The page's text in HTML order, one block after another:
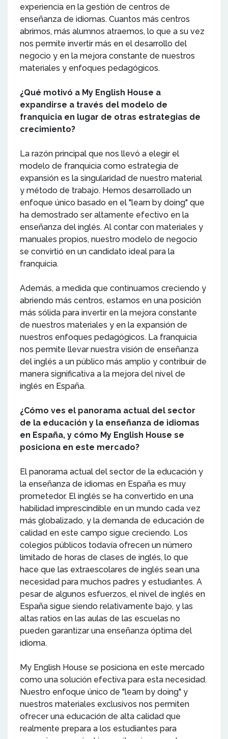
experiencia en la gestión de centros de
enseñanza de idiomas. Cuantos más centros
abrimos, más alumnos atraemos, lo que a su vez
nos permite invertir más en el desarrollo del
negocio y en la mejora constante de nuestros
materiales y enfoques pedagógicos.
¿Qué motivó a My English House a
expandirse a través del modelo de
franquicia en lugar de otras estrategias de
crecimiento?
La razón principal que nos llevó a elegir el
modelo de franquicia como estrategia de
expansión es la singularidad de nuestro material
y método de trabajo. Hemos desarrollado un
enfoque único basado en el "learn by doing" que
ha demostrado ser altamente efectivo en la
enseñanza del inglés. Al contar con materiales y
manuales propios, nuestro modelo de negocio
se convirtió en un candidato ideal para la
franquicia.
Además, a medida que continuamos creciendo y
abriendo más centros, estamos en una posición
más sólida para invertir en la mejora constante
de nuestros materiales y en la expansión de
nuestros enfoques pedagógicos. La franquicia
nos permite llevar nuestra visión de enseñanza
del inglés a un público más amplio y contribuir de
manera significativa a la mejora del nivel de
inglés en España.
¿Cómo ves el panorama actual del sector
de la educación y la enseñanza de idiomas
en España, y cómo My English House se
posiciona en este mercado?
El panorama actual del sector de la educación y
la enseñanza de idiomas en España es muy
prometedor. El inglés se ha convertido en una
habilidad imprescindible en un mundo cada vez
más globalizado, y la demanda de educación de
calidad en este campo sigue creciendo. Los
colegios públicos todavía ofrecen un número
limitado de horas de clases de inglés, lo que
hace que las extraescolares de inglés sean una
necesidad para muchos padres y estudiantes. A
pesar de algunos esfuerzos, el nivel de inglés en
España sigue siendo relativamente bajo, y las
altas ratios en las aulas de las escuelas no
pueden garantizar una enseñanza óptima del
idioma.
My English House se posiciona en este mercado
como una solución efectiva para esta necesidad.
Nuestro enfoque único de "learn by doing" y
nuestros materiales exclusivos nos permiten
ofrecer una educación de alta calidad que
realmente prepara a los estudiantes para